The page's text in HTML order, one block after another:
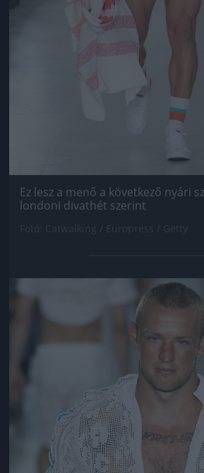
Ez lesz a menő a következő nyári
londoni divathét szerint
Jön még kép!